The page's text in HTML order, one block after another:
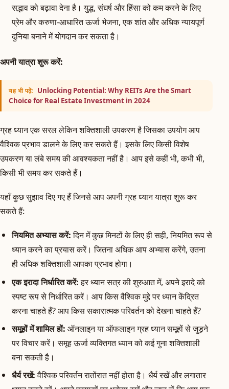
सद्भाव को बढ़ावा देना है। युद्ध, संघर्ष और हिंसा को कम करने के लिए
प्रेम और करुणा-आधारित ऊर्जा भेजना, एक शांत और अधिक न्यायपूर्ण
दुनिया बनाने में योगदान कर सकता है।
अपनी यात्रा शुरू करें:
यह भी पढ़ें: Unlocking Potential: Why REITs Are the Smart
Choice for Real Estate Investment in 2024
ग्रह ध्यान एक सरल लेकिन शक्तिशाली उपकरण है जिसका उपयोग आप
वैश्विक प्रभाव डालने के लिए कर सकते हैं। इसके लिए किसी विशेष
उपकरण या लंबे समय की आवश्यकता नहीं है। आप इसे कहीं भी, कभी भी,
किसी भी समय कर सकते हैं।
यहाँ कुछ सुझाव दिए गए हैं जिनसे आप अपनी ग्रह ध्यान यात्रा शुरू कर
सकते हैं:
नियमित अभ्यास करें:दिन में कुछ मिनटों के लिए ही सही, नियमित रूप से
ध्यान करने का प्रयास करें। जितना अधिक आप अभ्यास करेंगे, उतना
ही अधिक शक्तिशाली आपका प्रभाव होगा।
एक इरादा निर्धारित करें:हर ध्यान सत्र की शुरुआत में, अपने इरादे को
स्पष्ट रूप से निर्धारित करें। आप किस वैश्विक मुद्दे पर ध्यान केंद्रित
करना चाहते हैं? आप किस सकारात्मक परिवर्तन को देखना चाहते हैं?
समूहों में शामिल हों: ऑनलाइन या ऑफलाइन ग्रह ध्यान समूहों से जुड़ने
पर विचार करें। समूह ऊर्जा व्यक्तिगत ध्यान को कई गुना शक्तिशाली
बना सकती है।
धैर्य रखें:वैश्विक परिवर्तन रातोंरात नहीं होता है। धैर्य रखें और लगातार